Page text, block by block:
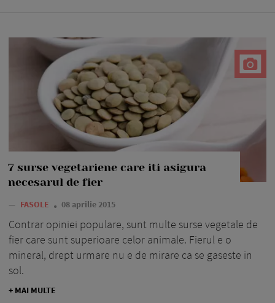
7 surse vegetariene care iti asigura
necesarul de fier
— FASOLE 08 aprilie 2015
Contrar opiniei populare, sunt multe surse vegetale de
fier care sunt superioare celor animale. Fierul e o
mineral, drept urmare nu e de mirare ca se gaseste in
sol.
+ MAI MULTE